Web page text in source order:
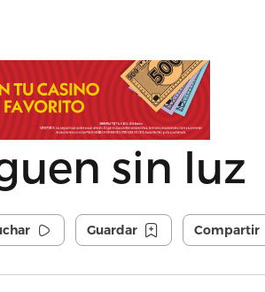
sin luz
Guardar Compartir